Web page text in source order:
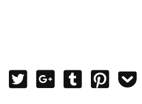
Share
Tweet
Share
Post
Pin